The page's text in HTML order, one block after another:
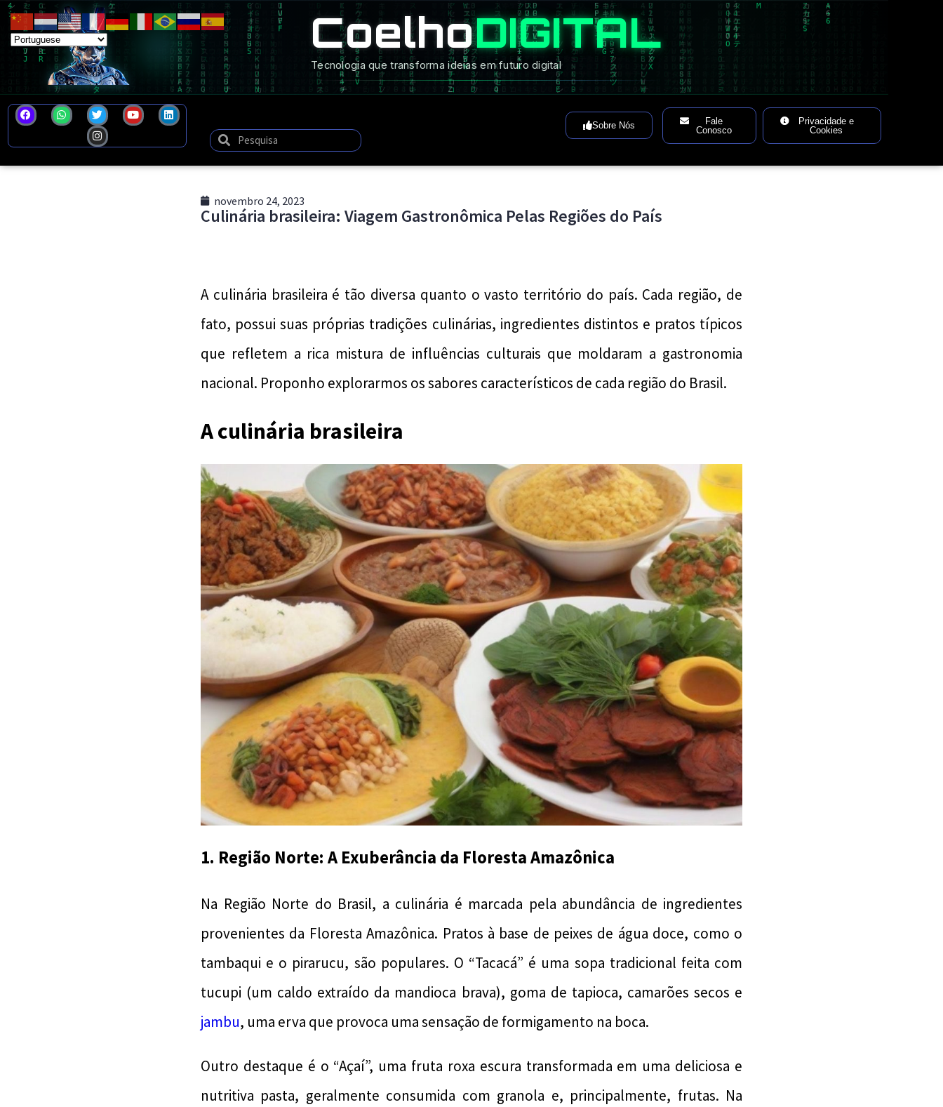
CoelhoDIGITAL
Tecnologia que transforma ideias em futuro digital
Sobre Nós
Fale
Conosco
Privacidade e
Cookies
novembro 24, 2023
Culinária brasileira: Viagem Gastronômica Pelas Regiões do País
A culinária brasileira é tão diversa quanto o vasto território do país. Cada região, de
fato, possui suas próprias tradições culinárias, ingredientes distintos e pratos típicos
que refletem a rica mistura de influências culturais que moldaram a gastronomia
nacional. Proponho explorarmos os sabores característicos de cada região do Brasil.
A culinária brasileira
1. Região Norte: A Exuberância da Floresta Amazônica
Na Região Norte do Brasil, a culinária é marcada pela abundância de ingredientes
provenientes da Floresta Amazônica. Pratos à base de peixes de água doce, como o
tambaqui e o pirarucu, são populares. O “Tacacá” é uma sopa tradicional feita com
tucupi (um caldo extraído da mandioca brava), goma de tapioca, camarões secos e
jambu, uma erva que provoca uma sensação de formigamento na boca.
Outro destaque é o “Açaí”, uma fruta roxa escura transformada em uma deliciosa e
nutritiva pasta, geralmente consumida com granola e, principalmente, frutas. Na